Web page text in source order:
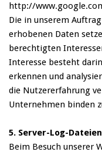
http://
Die in unserem
erhobenen Daten
berechtigten
Interesse besteht
erkennen und
die Nutzererfahrung
Unternehmen binden
5. Server-Log-Dateien
Beim Besuch unserer